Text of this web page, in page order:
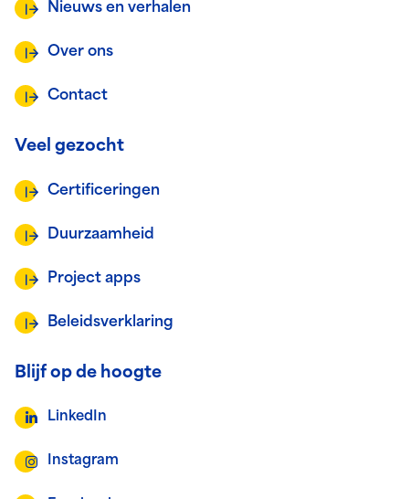
Nieuws en verhalen
Over ons
Contact
Veel gezocht
Certificeringen
Duurzaamheid
Project apps
Beleidsverklaring
Blijf op de hoogte
LinkedIn
Instagram